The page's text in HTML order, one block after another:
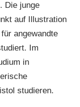
Die junge
auf Illustration
angewandte
Im
in
studieren.